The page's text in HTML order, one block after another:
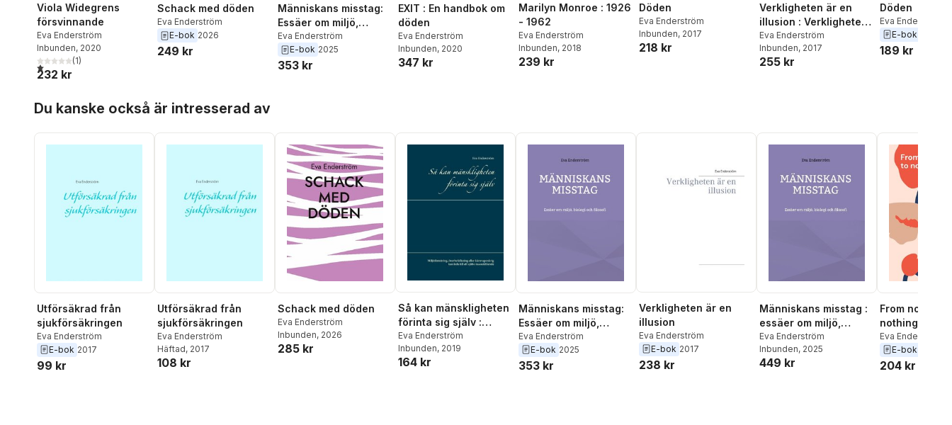
Viola Widegrens
försvinnande
Eva Enderström
Inbunden, 2020
1,0utav 5 stjärnor. Totalt antal röster:
(1)
232 kr
Schack med döden
Eva Enderström
E-bok 2026
249 kr
Människans misstag:
Essäer om miljö,
biologi och filosofi
Eva Enderström
E-bok 2025
353 kr
EXIT : En handbok om
döden
Eva Enderström
Inbunden, 2020
347 kr
Marilyn Monroe : 1926
- 1962
Eva Enderström
Inbunden, 2018
239 kr
Döden
Eva Enderström
Inbunden, 2017
218 kr
Verkligheten är en
illusion : Verkligheten
är en illusion
Eva Enderström
Inbunden, 2017
255 kr
Döden
Eva Enderström
E-bok
189 kr
Du kanske också är intresserad av
Utförsäkrad från
sjukförsäkringen
Eva Enderström
E-bok 2017
99 kr
Utförsäkrad från
sjukförsäkringen
Eva Enderström
Häftad, 2017
108 kr
Schack med döden
Eva Enderström
Inbunden, 2026
285 kr
Så kan mänskligheten
förinta sig själv :
miljöförstöring,
överbefolkning eller
kärnvapenkrig kan
Eva Enderström
Inbunden, 2019
164 kr
Människans misstag:
Essäer om miljö,
biologi och filosofi
Eva Enderström
E-bok 2025
353 kr
Verkligheten är en
illusion
Eva Enderström
E-bok 2017
238 kr
Människans misstag :
essäer om miljö,
biologi och filosofi
Eva Enderström
Inbunden, 2025
449 kr
From nothing
nothing
Eva Enderström
E-bok
204 kr